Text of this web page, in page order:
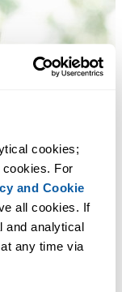
cookies;
For
and Cookie
all cookies. If
and analytical
any time via